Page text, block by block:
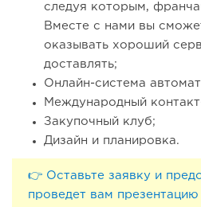
следуя которым,
Вместе с нами вы
оказывать хороший
доставлять;
Онлайн-система
Международный
Закупочный клуб;
Дизайн и планировка.
👉 Оставьте заявку и
проведет вам